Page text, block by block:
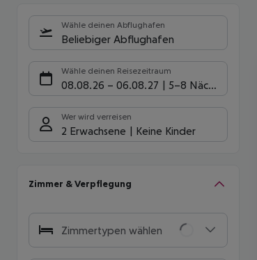
Wähle deinen Abflughafen
Beliebiger Abflughafen
Wähle deinen Reisezeitraum
08.08.26 – 06.08.27 5-8 Nächte
Wer wird verreisen
2 Erwachsene Keine Kinder
Zimmer & Verpflegung
Zimmertypen wählen